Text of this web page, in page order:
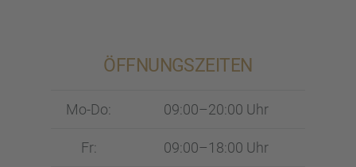
ÖFFNUNGS­ZEI­TEN
Mo-Do: 09:00–20:00 Uhr
Fr: 09:00–18:00 Uhr